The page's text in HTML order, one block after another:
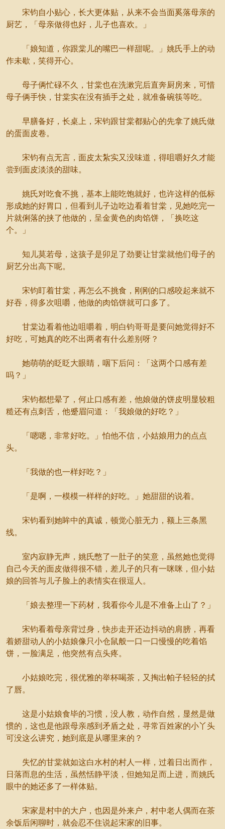
宋钧自小贴心，长大更体贴，从来不会当面奚落母亲的
厨艺，「母亲做得也好，儿子也喜欢。」
「娘知道，你跟棠儿的嘴巴一样甜呢。」姚氏手上的动
作未歇，笑得开心。
母子俩忙碌不久，甘棠也在洗漱完后直奔厨房来，可惜
母子俩手快，甘棠实在没有插手之处，就准备碗筷等吃。
早膳备好，长桌上，宋钧跟甘棠都贴心的先拿了姚氏做
的蛋面皮卷。
宋钧有点无言，面皮太紮实又没味道，得咀嚼好久才能
尝到面皮淡淡的甜味。
姚氏对吃食不挑，基本上能吃饱就好，也许这样的低标
形成她的好胃口，但看到儿子边吃边看着甘棠，见她吃完一
片就俐落的挟了他做的，呈金黄色的肉馅饼，「换吃这
个。」
知儿莫若母，这孩子是卯足了劲要让甘棠就他们母子的
厨艺分出高下呢。
宋钧盯着甘棠，再怎么不挑食，刚刚的口感咬起来就不
好吞，得多次咀嚼，他做的肉馅饼就可口多了。
甘棠边看着他边咀嚼着，明白钧哥哥是要问她觉得好不
好吃，可她真的吃不出两者有什么差别呀？
她萌萌的眨眨大眼睛，咽下后问：「这两个口感有差
吗？」
宋钧都想晕了，何止口感有差，他娘做的饼皮明显较粗
糙还有点刺舌，他蹙眉问道：「我娘做的好吃？」
「嗯嗯，非常好吃。」怕他不信，小姑娘用力的点点
头。
「我做的也一样好吃？」
「是啊，一模模一样样的好吃。」她甜甜的说着。
宋钧看到她眸中的真诚，顿觉心脏无力，额上三条黑
线。
室内寂静无声，姚氏憋了一肚子的笑意，虽然她也觉得
自己今天的面皮做得很不错，差儿子的只有一咪咪，但小姑
娘的回答与儿子脸上的表情实在很逗人。
「娘去整理一下药材，我看你今儿是不准备上山了？」
宋钧看着母亲背过身，快步走开还边抖动的肩膀，再看
着娇甜动人的小姑娘像只小仓鼠般一口一口慢慢的吃着馅
饼，一脸满足，他突然有点头疼。
小姑娘吃完，很优雅的举杯喝茶，又掏出帕子轻轻的拭
了唇。
这是小姑娘食毕的习惯，没人教，动作自然，显然是做
惯的，这也是他跟母亲感到矛盾之处，寻常百姓家的小丫头
可没这么讲究，她到底是从哪里来的？
失忆的甘棠就如这白水村的村人一样，过着日出而作，
日落而息的生活，虽然恬静平淡，但她知足而上进，而姚氏
眼中的她还多了一样体贴。
宋家是村中的大户，也因是外来户，村中老人偶而在茶
余饭后闲聊时，就会忍不住说起宋家的旧事。